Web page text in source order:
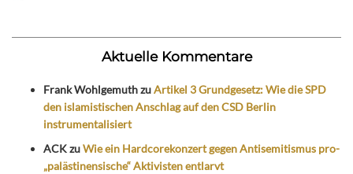
Aktuelle Kommentare
Frank WohlgemuthzuArtikel 3 Grundgesetz: Wie die SPD
den islamistischen Anschlag auf den CSD Berlin
instrumentalisiert
ACKzuWie ein Hardcorekonzert gegen Antisemitismus pro-
„palästinensische“ Aktivisten entlarvt